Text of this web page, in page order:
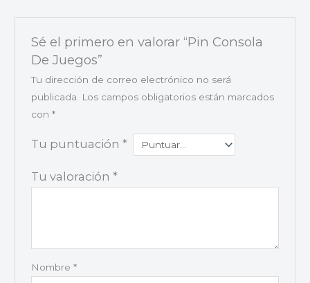
Sé el primero en valorar “Pin Consola
De Juegos”
Tu dirección de correo electrónico no será
publicada.
Los campos obligatorios están marcados
con *
Tu puntuación *
Tu valoración *
Nombre *